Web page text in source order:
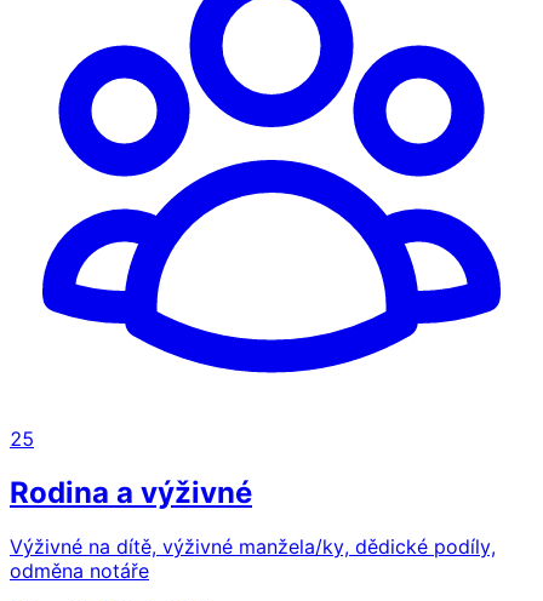
25
Rodina a výživné
Výživné na dítě, výživné manžela/ky, dědické podíly,
odměna notáře